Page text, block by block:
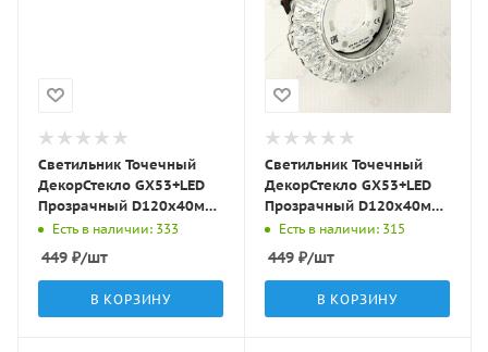
Светильник Точечный
ДекорСтекло GX53+LED
Прозрачный D120х40мм
IP20 KG5321 LBT
Есть в наличии: 333
449 ₽/шт
В КОРЗИНУ
Светильник Точечный
ДекорСтекло GX53+LED
Прозрачный D120х40мм
IP20 KG5320 LBT
Есть в наличии: 315
449 ₽/шт
В КОРЗИНУ